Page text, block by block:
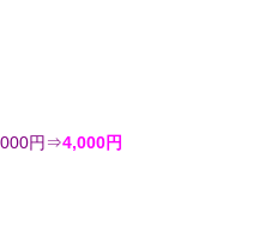
円⇒4,000円